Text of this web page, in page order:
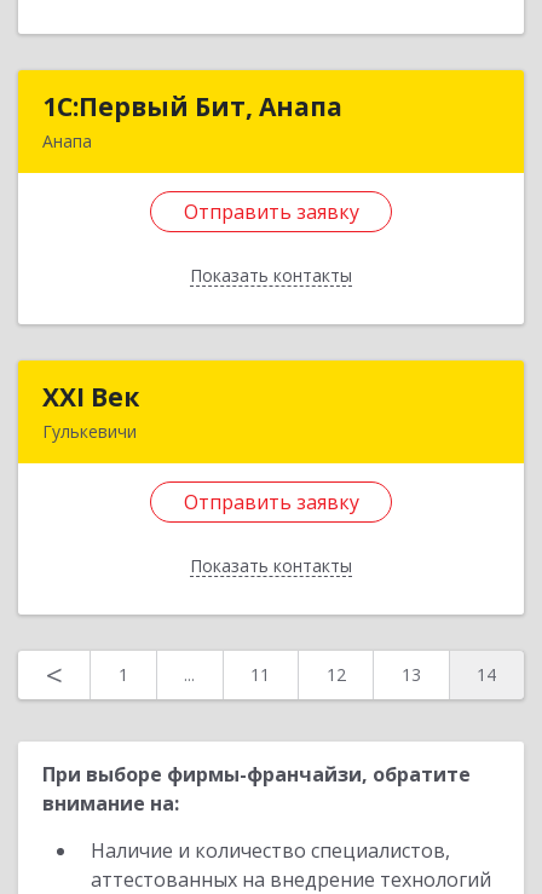
1С:Первый Бит, Анапа
Анапа
Отправить заявку
Показать контакты
1С:Первый Бит, Анапа
Анапа г, Гребенская ул, дом № 92, пом.107
XXI Век
Гулькевичи
Отправить заявку
Показать контакты
Кубанское с, Северная ул, дом № 11
< 1 ... 11 12 13 14
При выборе фирмы-франчайзи, обратите
внимание на:
Наличие и количество специалистов,
аттестованных на внедрение технологий